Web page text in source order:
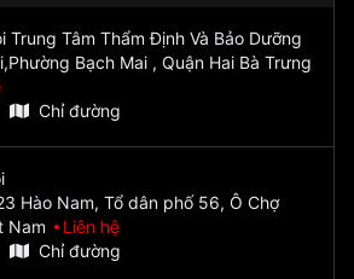
Trung Tâm Thẩm Định Và Bảo Dưỡng
Bạch Mai , Quận Hai Bà Trưng
Chỉ đường
Hào Nam, Tổ dân phố 56, Ô Chợ
Nam
Liên hệ
Chỉ đường